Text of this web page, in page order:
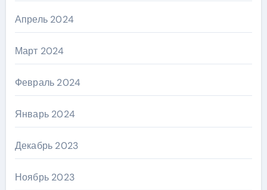
Апрель 2024
Март 2024
Февраль 2024
Январь 2024
Декабрь 2023
Ноябрь 2023